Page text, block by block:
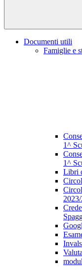
Documenti utili
Famiglie e
1^
1^
Libri